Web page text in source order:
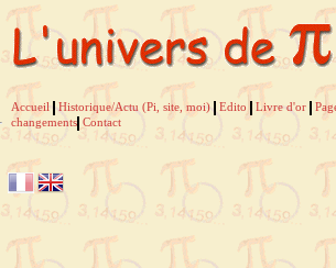
Accueil Historique/Actu (Pi, site, moi) Edito Livre d'or
changements Contact